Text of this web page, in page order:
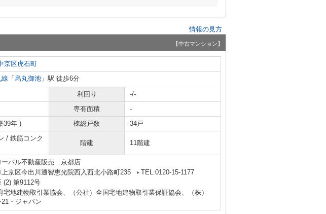
情報の見方
【中古マンション】
京区虎石町
「 烏丸御池 」駅 徒歩6分
利回り
-/-
専有面積
-
39年 ) 棟総戸数 34戸
/ 鉄筋コンク
階建 11階建
ーバル不動産販売 京都店
京区今出川通智恵光院西入西北小路町235
TEL:0120-15-1177
(2) 第9112号
宅地建物取引業協会、（公社）全国宅地建物取引業保証協会、（株）
・ジャパン